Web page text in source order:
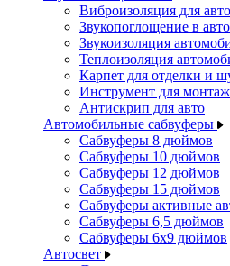
Виброизоляция для авто
Звукопоглощение в авто
Звукоизоляция
Теплоизоляция
Карпет для отделки и
Инструмент для
Антискрип для авто
Автомобильные сабвуферы
Сабвуферы 8 дюймов
Сабвуферы 10 дюймов
Сабвуферы 12 дюймов
Сабвуферы 15 дюймов
Сабвуферы активные
Сабвуферы 6,5 дюймов
Сабвуферы 6x9 дюймов
Автосвет